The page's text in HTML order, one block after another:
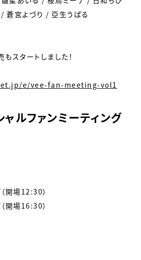
/ 蒼宮よづり / 亞生うぱる
もスタートしました！
e/vee-fan-meeting-vol1
ャルファンミーティング
開場12:30）
開場16:30）